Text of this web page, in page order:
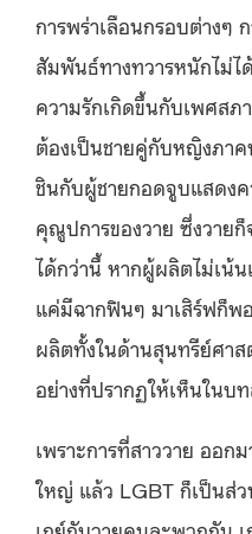
การพร่าเลือนกรอบต่างๆ
สัมพันธ์ทางทวารหนักไม่
ความรักเกิดขึ้นกับเพศสภ
ต้องเป็นชายคู่กับหญิงภา
ชินกับผู้ชายกอดจูบแสดงค
คุณูปการของวาย ซึ่งวาย
ได้กว่านี้ หากผู้ผลิตไม่เน้
แค่มีฉากฟินๆ มาเสิร์ฟก็พ
ผลิตทั้งในด้านสุนทรีย์ศา
อย่างที่ปรากฏให้เห็นในบ
เพราะการที่สาววาย ออก
ใหญ่ แล้ว LGBT ก็เป็นส่